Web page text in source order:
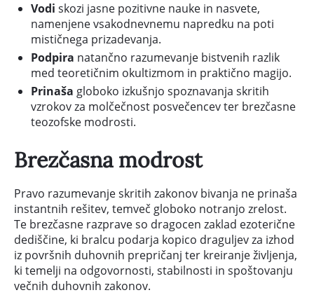
Vodi skozi jasne pozitivne nauke in nasvete,
namenjene vsakodnevnemu napredku na poti
mističnega prizadevanja.
Podpira natančno razumevanje bistvenih razlik
med teoretičnim okultizmom in praktično magijo.
Prinaša globoko izkušnjo spoznavanja skritih
vzrokov za molčečnost posvečencev ter brezčasne
teozofske modrosti.
Brezčasna modrost
Pravo razumevanje skritih zakonov bivanja ne prinaša
instantnih rešitev, temveč globoko notranjo zrelost.
Te brezčasne razprave so dragocen zaklad ezoterične
dediščine, ki bralcu podarja kopico draguljev za izhod
iz površnih duhovnih prepričanj ter kreiranje življenja,
ki temelji na odgovornosti, stabilnosti in spoštovanju
večnih duhovnih zakonov.